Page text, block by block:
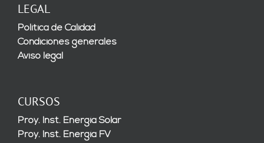
LEGAL
Política de Calidad
Condiciones generales
Aviso legal
CURSOS
Proy. Inst. Energía Solar
Proy. Inst. Energía FV